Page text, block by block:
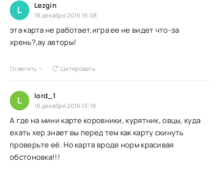
L Lezgin
18 декабря 2016 16:08
эта карта не работает,игра ее не видет что-за
хрень?,ау авторы!
Ответить Цитировать
L lord_1
18 декабря 2016 13:18
А где на мини карте коровники, курятник, овцы, куда
ехать хер знает вы перед тем как карту скинуть
проверьте её. Но карта вроде норм красивая
обстоновка!!!